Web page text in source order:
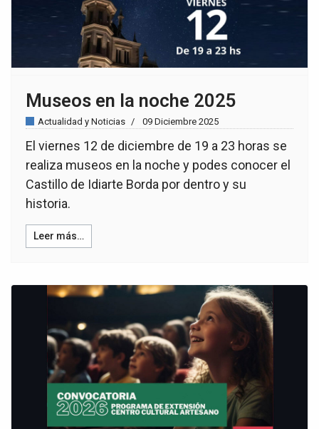
Museos en la noche 2025
Actualidad y Noticias 09 Diciembre 2025
El viernes 12 de diciembre de 19 a 23 horas se
realiza museos en la noche y podes conocer el
Castillo de Idiarte Borda por dentro y su
historia.
Leer más…